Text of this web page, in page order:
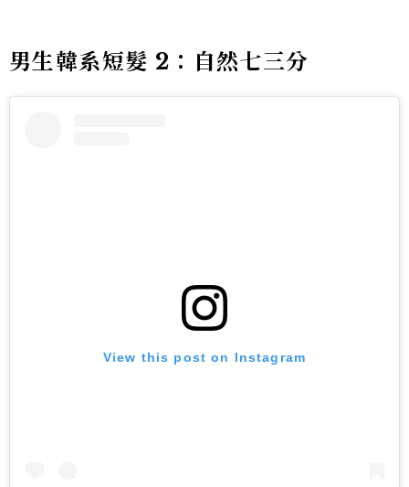
男生韓系短髮 2：自然七三分
View this post on Instagram